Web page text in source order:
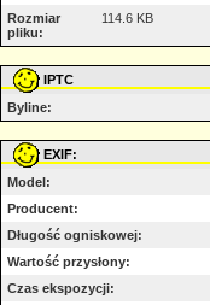
Rozmiar
pliku:
114.6 KB
IPTC
Byline:
EXIF:
Model:
Producent:
Długość ogniskowej:
Wartość przysłony:
Czas ekspozycji: